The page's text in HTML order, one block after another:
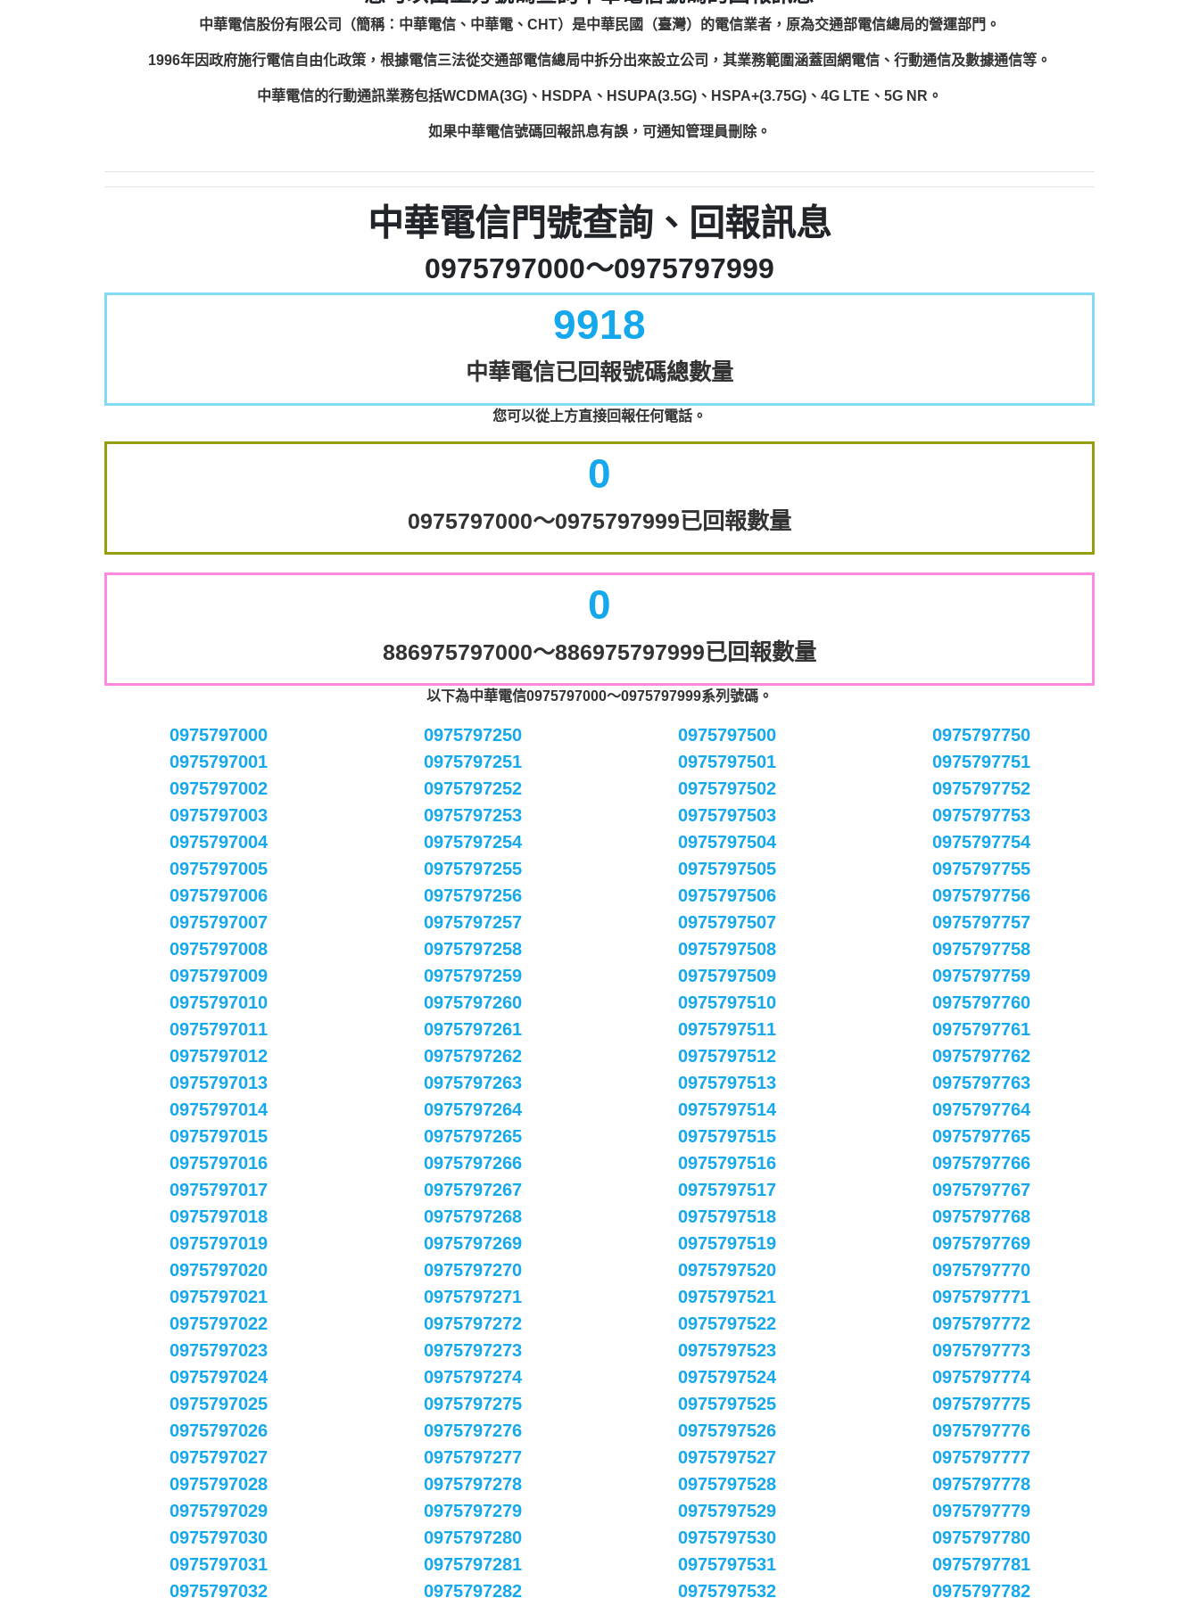
中華電信股份有限公司（簡稱：中華電信、中華電、CHT）是中華民國（臺灣）的電信業者，原為交通部電信總局的營運部門。
1996年因政府施行電信自由化政策，根據電信三法從交通部電信總局中拆分出來設立公司，其業務範圍涵蓋固網電信、行動通信及數據通信等。
中華電信的行動通訊業務包括WCDMA(3G)、HSDPA、HSUPA(3.5G)、HSPA+(3.75G)、4G LTE、5G NR。
如果中華電信號碼回報訊息有誤，可通知管理員刪除。
中華電信門號查詢、回報訊息
0975797000～0975797999
9918
中華電信已回報號碼總數量
您可以從上方直接回報任何電話。
0
0975797000～0975797999已回報數量
0
886975797000～886975797999已回報數量
以下為中華電信0975797000～0975797999系列號碼。
0975797000
0975797001
0975797002
0975797003
0975797004
0975797005
0975797006
0975797007
0975797008
0975797009
0975797010
0975797011
0975797012
0975797013
0975797014
0975797015
0975797016
0975797017
0975797018
0975797019
0975797020
0975797021
0975797022
0975797023
0975797024
0975797025
0975797026
0975797027
0975797028
0975797029
0975797030
0975797031
0975797032
0975797250
0975797251
0975797252
0975797253
0975797254
0975797255
0975797256
0975797257
0975797258
0975797259
0975797260
0975797261
0975797262
0975797263
0975797264
0975797265
0975797266
0975797267
0975797268
0975797269
0975797270
0975797271
0975797272
0975797273
0975797274
0975797275
0975797276
0975797277
0975797278
0975797279
0975797280
0975797281
0975797282
0975797500
0975797501
0975797502
0975797503
0975797504
0975797505
0975797506
0975797507
0975797508
0975797509
0975797510
0975797511
0975797512
0975797513
0975797514
0975797515
0975797516
0975797517
0975797518
0975797519
0975797520
0975797521
0975797522
0975797523
0975797524
0975797525
0975797526
0975797527
0975797528
0975797529
0975797530
0975797531
0975797532
0975797750
0975797751
0975797752
0975797753
0975797754
0975797755
0975797756
0975797757
0975797758
0975797759
0975797760
0975797761
0975797762
0975797763
0975797764
0975797765
0975797766
0975797767
0975797768
0975797769
0975797770
0975797771
0975797772
0975797773
0975797774
0975797775
0975797776
0975797777
0975797778
0975797779
0975797780
0975797781
0975797782